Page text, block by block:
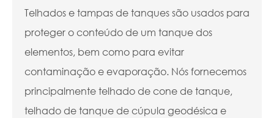
Telhados e tampas de tanques são usados para
proteger o conteúdo de um tanque dos
elementos, bem como para evitar
contaminação e evaporação. Nós fornecemos
principalmente telhado de cone de tanque,
telhado de tanque de cúpula geodésica e